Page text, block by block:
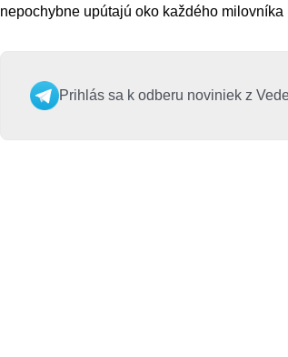
nepochybne upútajú oko každého milovníka
Prihlás sa k odberu noviniek z